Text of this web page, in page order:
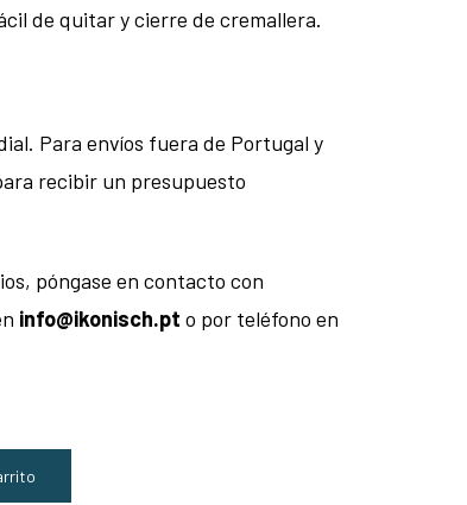
de quitar y cierre de cremallera.
Para envíos fuera de Portugal y
recibir un presupuesto
póngase en contacto con
info@ikonisch.pt o por teléfono en